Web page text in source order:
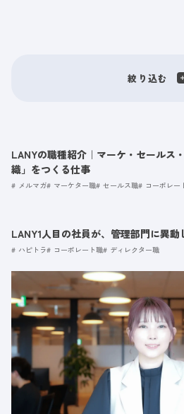
絞り込む
LANYの職種紹介｜マーケ・セールス
織」をつくる仕事
メルマガ マーケター職 セールス職 コーポレー
LANY1人目の社員が、管理部門に異動
ハピトラ コーポレート職 ディレクター職